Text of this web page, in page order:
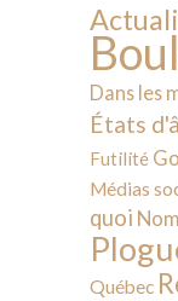
Dans les
États
Futilité
Médias
quoi
Québec